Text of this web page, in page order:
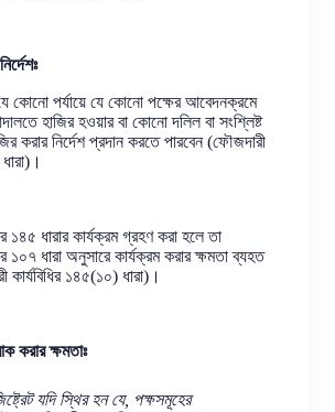
কোনো পর্যায়ে যে কোনো পক্ষের আবেদনক্রমে
হাজির হওয়ার বা কোনো দলিল বা সংশ্লিষ্ট
করার নির্দেশ প্রদান করতে পারবেন (ফৌজদারী
১৪৫ ধারার কার্যক্রম গ্রহণ করা হলে তা
১০৭ ধারা অনুসারে কার্যক্রম করার ক্ষমতা ব্যহত
কার্যবিধির ১৪৫(১০) ধারা)।
করার ক্ষমতাঃ
যদি স্থির হন যে, পক্ষসমূহের